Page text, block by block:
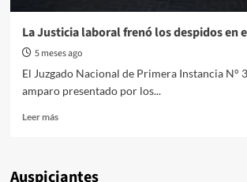
La Justicia laboral frenó los despidos en
5 meses ago
El Juzgado Nacional de Primera Instancia N°
amparo presentado por los...
Leer másRead
Justicia
Auspiciantes